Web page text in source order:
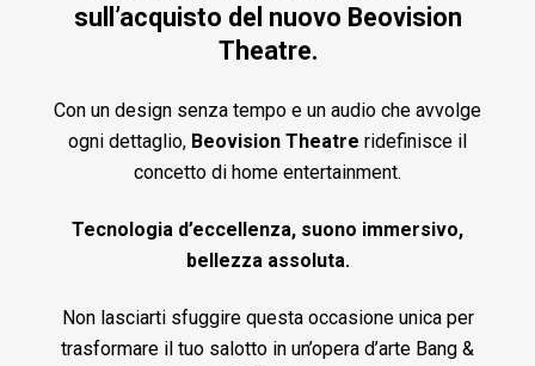
sull’acquisto del nuovo Beovision
Theatre.
Con un design senza tempo e un audio che avvolge
ogni dettaglio, Beovision Theatre ridefinisce il
concetto di home entertainment.
Tecnologia d’eccellenza, suono immersivo,
bellezza assoluta.
Non lasciarti sfuggire questa occasione unica per
trasformare il tuo salotto in un’opera d’arte Bang &